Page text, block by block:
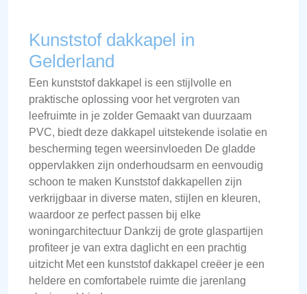
Kunststof dakkapel in
Gelderland
Een kunststof dakkapel is een stijlvolle en
praktische oplossing voor het vergroten van
leefruimte in je zolder Gemaakt van duurzaam
PVC, biedt deze dakkapel uitstekende isolatie en
bescherming tegen weersinvloeden De gladde
oppervlakken zijn onderhoudsarm en eenvoudig
schoon te maken Kunststof dakkapellen zijn
verkrijgbaar in diverse maten, stijlen en kleuren,
waardoor ze perfect passen bij elke
woningarchitectuur Dankzij de grote glaspartijen
profiteer je van extra daglicht en een prachtig
uitzicht Met een kunststof dakkapel creëer je een
heldere en comfortabele ruimte die jarenlang